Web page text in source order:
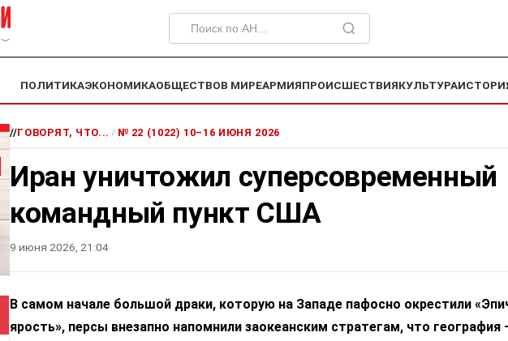
﹀
ПОЛИТИКАЭКОНОМИКАОБЩЕСТВОВ МИРЕАРМИЯПРОИСШЕСТВИЯКУЛЬТУРА
//ГОВОРЯТ, ЧТО... / № 22 (1022) 10–16 ИЮНЯ 2026
Иран уничтожил супер­современный
командный пункт США
9 июня 2026, 21:04
В самом начале большой драки, которую на Западе пафосно окрестили
ярость», персы внезапно напомнили заокеанским стратегам, что география